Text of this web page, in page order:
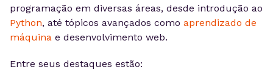
programação em diversas áreas, desde introdução ao
Python, até tópicos avançados como aprendizado de
máquina e desenvolvimento web.
Entre seus destaques estão: